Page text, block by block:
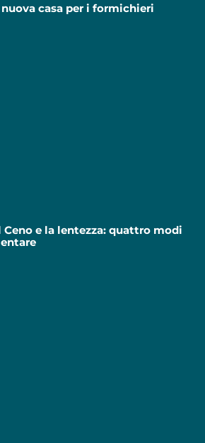
casa per i formichieri
Ceno e la lentezza: quattro modi